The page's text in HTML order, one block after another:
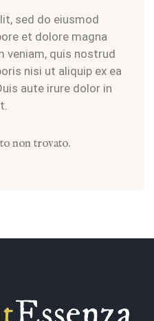
sed do eiusmod
et dolore magna
veniam, quis nostrud
nisi ut aliquip ex ea
aute irure dolor in
non trovato.